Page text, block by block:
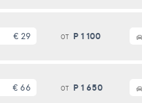
€ 29 ОТ Р 1 100
€ 66 ОТ Р 1 650